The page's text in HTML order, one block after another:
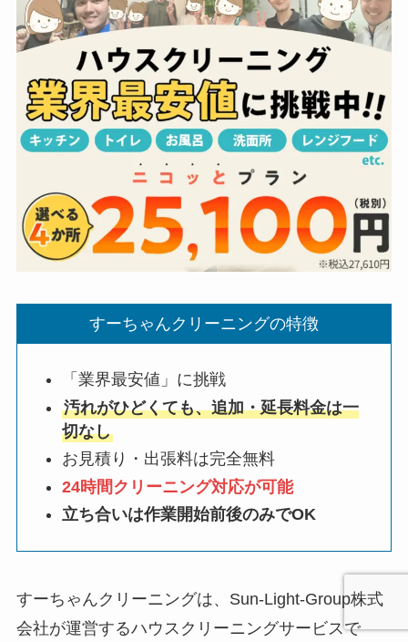
すーちゃんクリーニングの特徴
「業界最安値」に挑戦
汚れがひどくても、追加・延長料金は一
切なし
お見積り・出張料は完全無料
24時間クリーニング対応が可能
立ち合いは作業開始前後のみでOK
すーちゃんクリーニングは、Sun-Light-Group株式
会社が運営するハウスクリーニングサービスで